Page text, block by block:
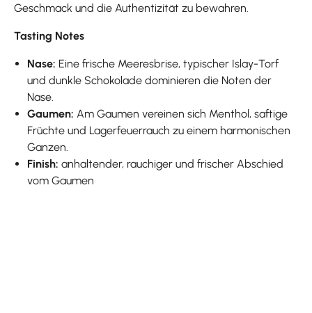
Geschmack und die Authentizität zu bewahren.
Tasting Notes
Nase: Eine frische Meeresbrise, typischer Islay-Torf
und dunkle Schokolade dominieren die Noten der
Nase.
Gaumen: Am Gaumen vereinen sich Menthol, saftige
Früchte und Lagerfeuerrauch zu einem harmonischen
Ganzen.
Finish: anhaltender, rauchiger und frischer Abschied
vom Gaumen